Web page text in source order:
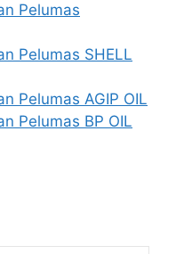
Pelumas
Pelumas SHELL
Pelumas AGIP OIL
Pelumas BP OIL